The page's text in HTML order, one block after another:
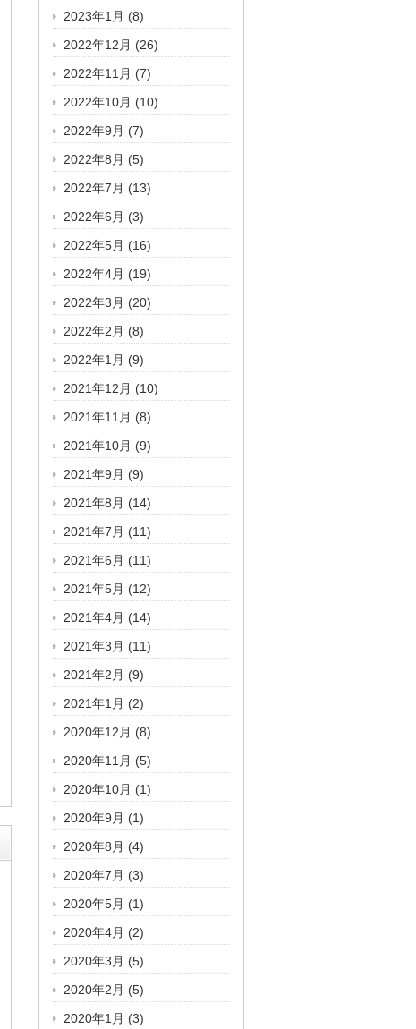
2023年1月 (8)
2022年12月 (26)
2022年11月 (7)
2022年10月 (10)
2022年9月 (7)
2022年8月 (5)
2022年7月 (13)
2022年6月 (3)
2022年5月 (16)
2022年4月 (19)
2022年3月 (20)
2022年2月 (8)
2022年1月 (9)
2021年12月 (10)
2021年11月 (8)
2021年10月 (9)
2021年9月 (9)
2021年8月 (14)
2021年7月 (11)
2021年6月 (11)
2021年5月 (12)
2021年4月 (14)
2021年3月 (11)
2021年2月 (9)
2021年1月 (2)
2020年12月 (8)
2020年11月 (5)
2020年10月 (1)
2020年9月 (1)
2020年8月 (4)
2020年7月 (3)
2020年5月 (1)
2020年4月 (2)
2020年3月 (5)
2020年2月 (5)
2020年1月 (3)